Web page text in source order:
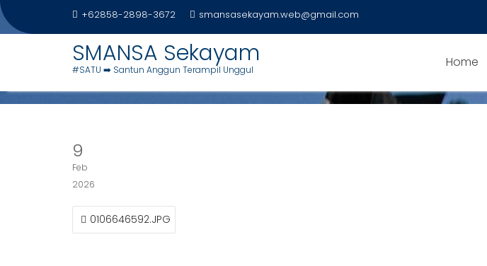
Skip
to
+62858-2898-3672 smansasekayam.web@gmail.com
SMANSA Sekayam
#SATU ➡️ Santun Anggun Terampil Unggul Home
0103198281.JPG
9
Feb
2026
NAVIGASI
POS0106646592.JPG